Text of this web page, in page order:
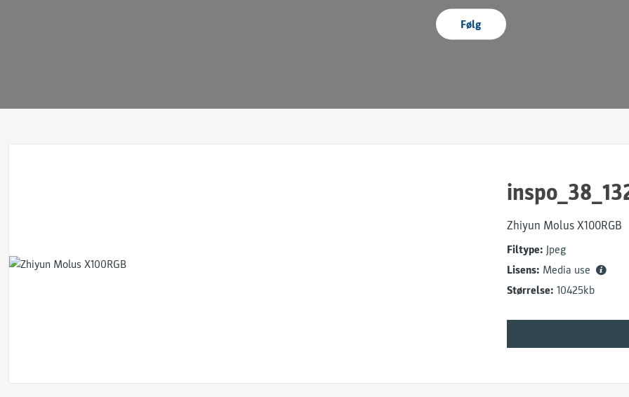
Følg
Zhiyun Molus X100RGB
Filtype: Jpeg
Lisens: Media use
Størrelse: 10425kb